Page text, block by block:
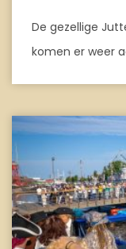
De gezellige
komen er weer